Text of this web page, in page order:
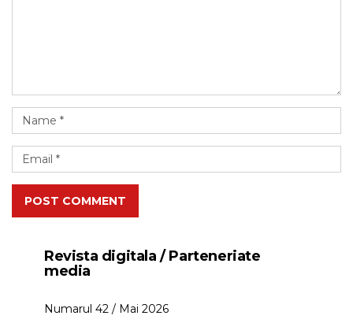
POST COMMENT
Revista digitala / Parteneriate
media
Numarul 42 / Mai 2026